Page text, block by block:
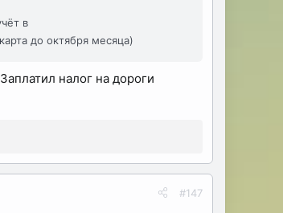
в
до октября месяца)
налог на дороги
#147